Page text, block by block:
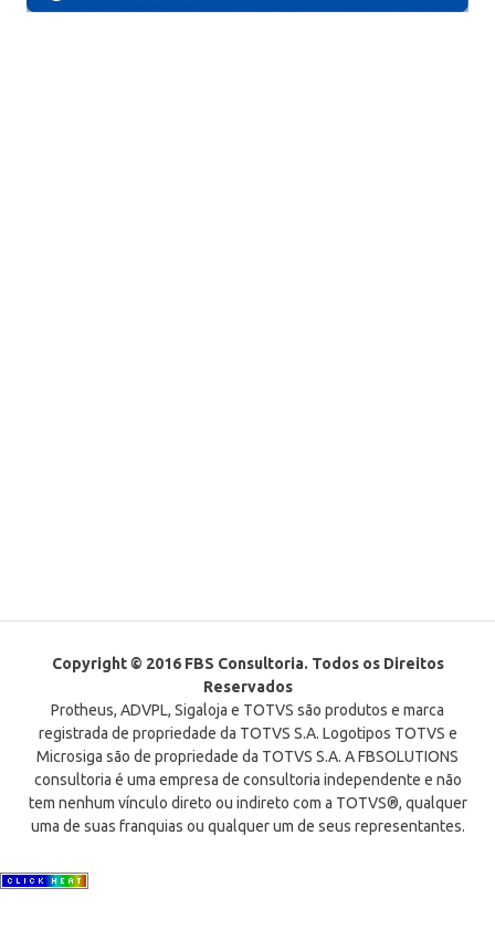
Copyright © 2016 FBS Consultoria. Todos os Direitos
Reservados
Protheus, ADVPL, Sigaloja e TOTVS são produtos e marca
registrada de propriedade da TOTVS S.A. Logotipos TOTVS e
Microsiga são de propriedade da TOTVS S.A. A FBSOLUTIONS
consultoria é uma empresa de consultoria independente e não
tem nenhum vínculo direto ou indireto com a TOTVS®, qualquer
uma de suas franquias ou qualquer um de seus representantes.